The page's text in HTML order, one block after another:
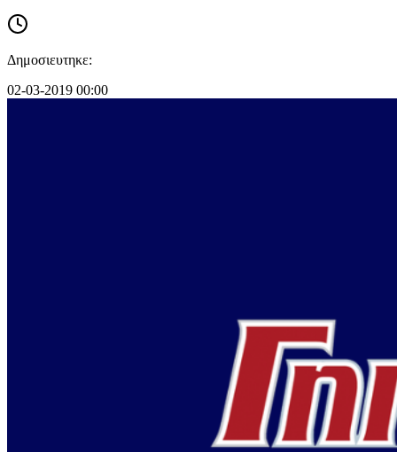
Δημοσιευτηκε:
02-03-2019 00:00